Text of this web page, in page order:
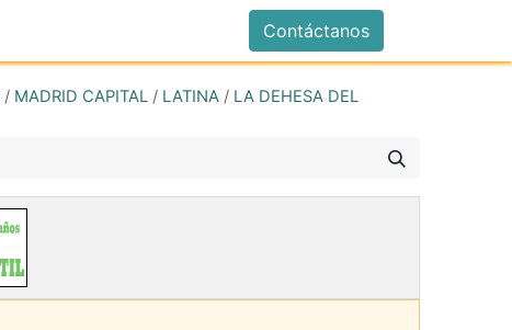
Contáctanos
/ MADRID CAPITAL / LATINA / LA DEHESA DEL